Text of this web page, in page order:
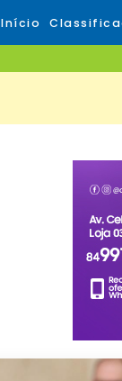
Início